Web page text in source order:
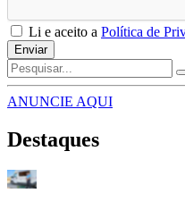
Li e aceito a Política de
Enviar
ANUNCIE AQUI
Destaques